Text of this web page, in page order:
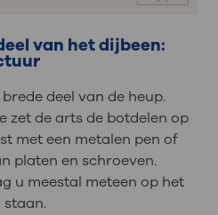
van het dijbeen:
deel van de heup.
zet de arts de botdelen op
met een metalen pen of
platen en schroeven.
u meestal meteen op het
staan.